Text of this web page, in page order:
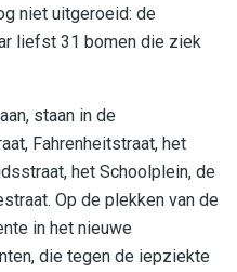
niet uitgeroeid: de
liefst 31 bomen die ziek
staan in de
Fahrenheitstraat, het
het Schoolplein, de
Op de plekken van de
in het nieuwe
die tegen de iepziekte